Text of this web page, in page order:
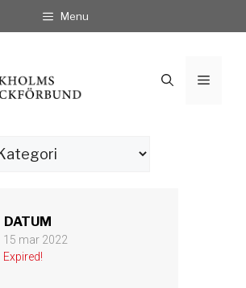
Menu
Meny
DATUM
15 mar 2022
Expired!